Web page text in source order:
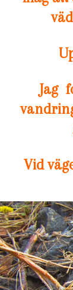
Jag
Vid